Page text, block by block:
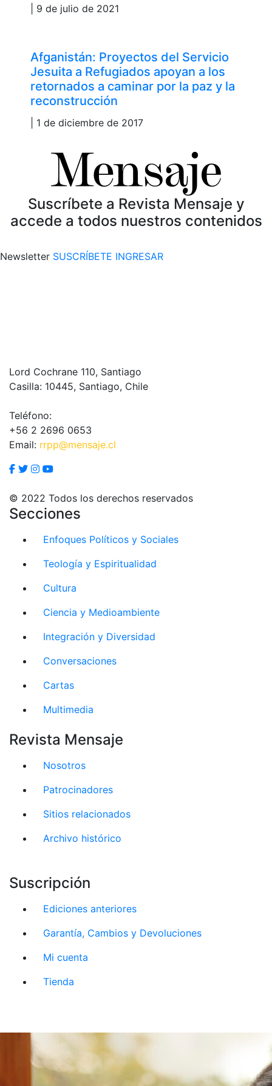
| 9 de julio de 2021
Afganistán: Proyectos del Servicio
Jesuita a Refugiados apoyan a los
retornados a caminar por la paz y la
reconstrucción
| 1 de diciembre de 2017
Suscríbete a Revista Mensaje y
accede a todos nuestros contenidos
Newsletter SUSCRÍBETE INGRESAR
Lord Cochrane 110, Santiago
Casilla: 10445, Santiago, Chile
Teléfono:
+56 2 2696 0653
Email: rrpp@mensaje.cl
© 2022 Todos los derechos reservados
Secciones
Enfoques Políticos y Sociales
Teología y Espiritualidad
Cultura
Ciencia y Medioambiente
Integración y Diversidad
Conversaciones
Cartas
Multimedia
Revista Mensaje
Nosotros
Patrocinadores
Sitios relacionados
Archivo histórico
Suscripción
Ediciones anteriores
Garantía, Cambios y Devoluciones
Mi cuenta
Tienda